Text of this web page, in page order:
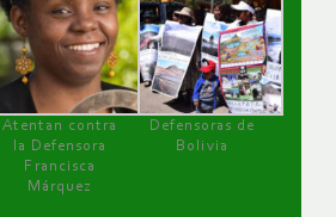
Atentan contra
la Defensora
Francisca
Márquez
Defensoras de
Bolivia